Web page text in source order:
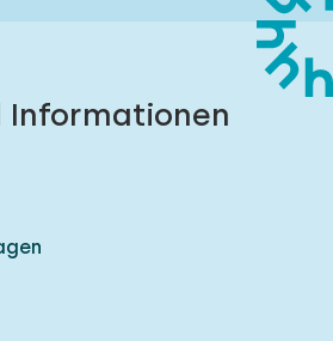
Informationen